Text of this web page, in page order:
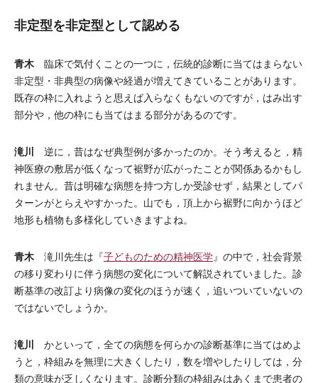
非定型を非定型として認める
青木 臨床で気付くことの一つに，伝統的診断に当てはまらない
非定型・非典型の病像や経過が増えてきていることがあります。
既存の枠に入れようと思えば入らなくもないのですが，はみ出す
部分や，他の枠にも当てはまる部分があるのです。
滝川 逆に，昔はなぜ典型例が多かったのか。そう考えると，精
神医療の敷居が低くなって裾野が広がったことが関係あるかもし
れません。昔は明確な病態を持つ方しか受診せず，結果としてパ
ターンがとらえやすかった。山でも，頂上から裾野に向かうほど
地形も植物も多様化していきますよね。
青木 滝川先生は『子どものための精神医学』の中で，社会背景
の移り変わりに伴う病態の変化について解説されていました。診
断基準の改訂より病像の変化のほうが速く，追いついていないの
ではないでしょうか。
滝川 かといって，全ての病態を何らかの診断基準に当てはめよ
うと，枠組みを無理に大きくしたり，数を増やしたりしては，分
類の意味が乏しくなります。診断分類の枠組みはあくまで患者の